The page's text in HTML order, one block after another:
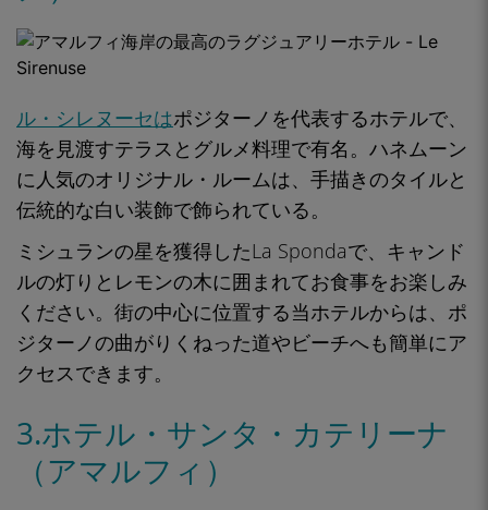
ル・シレヌーセはポジターノを代表するホテルで、
海を見渡すテラスとグルメ料理で有名。ハネムーン
に人気のオリジナル・ルームは、手描きのタイルと
伝統的な白い装飾で飾られている。
ミシュランの星を獲得したLa Spondaで、キャンド
ルの灯りとレモンの木に囲まれてお食事をお楽しみ
ください。街の中心に位置する当ホテルからは、ポ
ジターノの曲がりくねった道やビーチへも簡単にア
クセスできます。
3.ホテル・サンタ・カテリーナ
（アマルフィ）